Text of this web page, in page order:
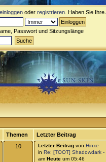
einloggen oder registrieren . Haben Sie Ihre
Passwort und Sitzungslänge
Themen Letzter Beitrag
10 Letzter Beitragvon Hinxe
in Re: [TOOT] Shadowdark -
am Heuteum 05:46